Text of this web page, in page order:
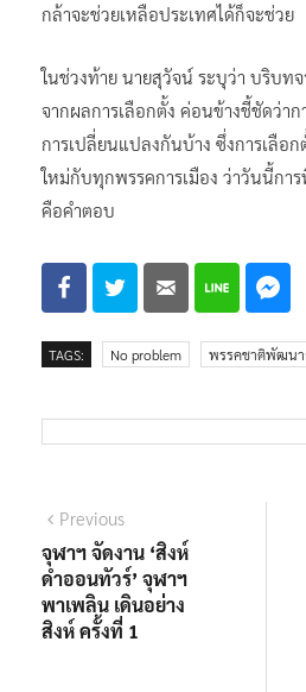
กล้าจะช่วยเหลือประเทศได้ก็จะช่วย
ในช่วงท้าย นายสุวัจน์ ระบุว่า บริบท
จากผลการเลือกตั้ง ค่อนข้างชี้ชัดว่า
การเปลี่ยนแปลงกันบ้าง ซึ่งการเลือ
ใหม่กับทุกพรรคการเมือง ว่าวันนี้กา
คือคำตอบ
TAGS: No problem พรรคชาติพัฒนา
แนะแนว
เรื่อง
PreviousPrevious
post:
จุฬาฯ จัดงาน ‘สิงห์
ดำออนทัวร์’ จุฬาฯ
พาเพลิน เดินอย่าง
สิงห์ ครั้งที่ 1